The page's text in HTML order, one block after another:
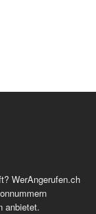
WerAngerufen.ch
anbietet.